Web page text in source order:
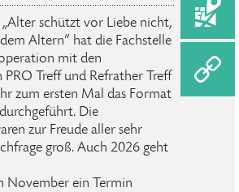
schützt vor Liebe nicht,
Altern“ hat die Fachstelle
mit den
PRO Treff und Refrather Treff
zum ersten Mal das Format
Die
zur Freude aller sehr
groß. Auch 2026 geht
November ein Termin